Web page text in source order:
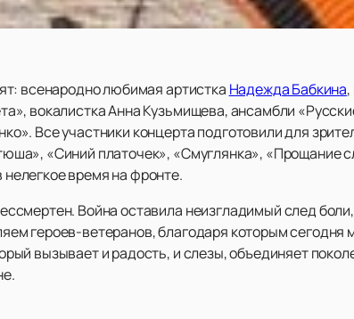
всенародно любимая артистка Надежда Бабкина
вокалистка Анна Кузьмищева, ансамбли
Все участники концерта подготовили для
«Синий платочек», «Смуглянка», «Прощание
время на фронте.
Война оставила неизгладимый след
героев-ветеранов, благодаря которым
вызывает и радость, и слезы, объединяет